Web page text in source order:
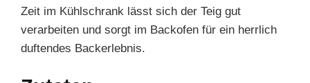
Zeit im Kühlschrank lässt sich der Teig gut
verarbeiten und sorgt im Backofen für ein herrlich
duftendes Backerlebnis.